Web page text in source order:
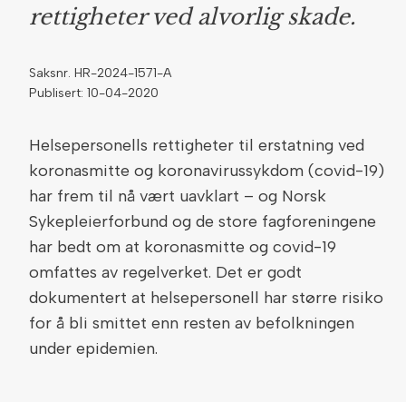
rettigheter ved alvorlig skade.
Saksnr. HR-2024-1571-A
Publisert: 10-04-2020
Helsepersonells rettigheter til erstatning ved
koronasmitte og koronavirussykdom (covid-19)
har frem til nå vært uavklart – og Norsk
Sykepleierforbund og de store fagforeningene
har bedt om at koronasmitte og covid-19
omfattes av regelverket. Det er godt
dokumentert at helsepersonell har større risiko
for å bli smittet enn resten av befolkningen
under epidemien.